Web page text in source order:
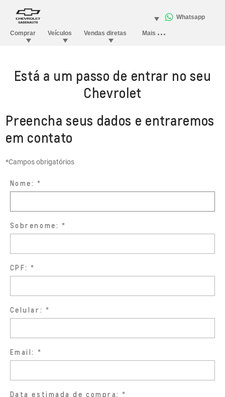
Está a um passo de entrar no seu
Chevrolet
Preencha seus dados e entraremos
em contato
*Campos obrigatórios
Nome:
Sobrenome:
CPF:
Celular:
Email:
Data estimada de compra: